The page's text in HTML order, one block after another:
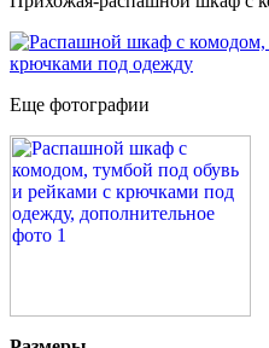
Еще фотографии